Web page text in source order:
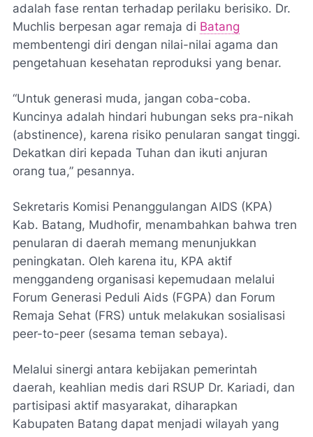
adalah fase rentan terhadap perilaku berisiko. Dr.
Muchlis berpesan agar remaja di Batang
membentengi diri dengan nilai-nilai agama dan
pengetahuan kesehatan reproduksi yang benar.
“Untuk generasi muda, jangan coba-coba.
Kuncinya adalah hindari hubungan seks pra-nikah
(abstinence), karena risiko penularan sangat tinggi.
Dekatkan diri kepada Tuhan dan ikuti anjuran
orang tua,” pesannya.
Sekretaris Komisi Penanggulangan AIDS (KPA)
Kab. Batang, Mudhofir, menambahkan bahwa tren
penularan di daerah memang menunjukkan
peningkatan. Oleh karena itu, KPA aktif
menggandeng organisasi kepemudaan melalui
Forum Generasi Peduli Aids (FGPA) dan Forum
Remaja Sehat (FRS) untuk melakukan sosialisasi
peer-to-peer (sesama teman sebaya).
Melalui sinergi antara kebijakan pemerintah
daerah, keahlian medis dari RSUP Dr. Kariadi, dan
partisipasi aktif masyarakat, diharapkan
Kabupaten Batang dapat menjadi wilayah yang